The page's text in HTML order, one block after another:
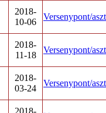
2018-
10-06
Versenypont/
2018-
11-18
Versenypont/
2018-
03-24
Versenypont/
2018-